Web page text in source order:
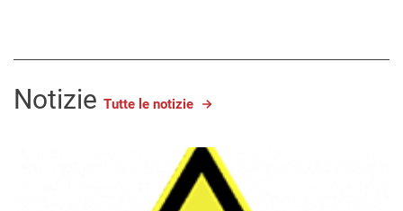
Notizie Tutte le notizie